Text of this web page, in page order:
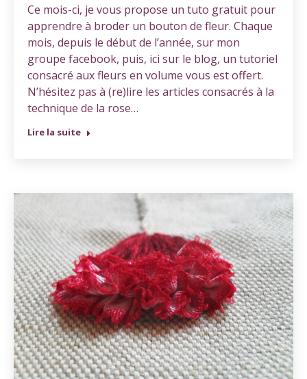
Ce mois-ci, je vous propose un tuto gratuit pour
apprendre à broder un bouton de fleur. Chaque
mois, depuis le début de l’année, sur mon
groupe facebook, puis, ici sur le blog, un tutoriel
consacré aux fleurs en volume vous est offert.
N’hésitez pas à (re)lire les articles consacrés à la
technique de la rose…
Lire la suite